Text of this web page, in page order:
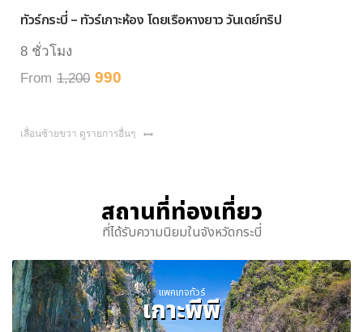
บี่ – ทัวร์เกาะห้อง โดยเรือหางยาว วันเดย์ทริป
มง
1,200 990
เลื่อนซ้ายขวา ดูรายการอื่นๆ
สถานที่ท่องเที่ยว
ที่ได้รับความนิยมในจังหวัดกระบี่
แพคเกจทัวร์
เกาะพีพี